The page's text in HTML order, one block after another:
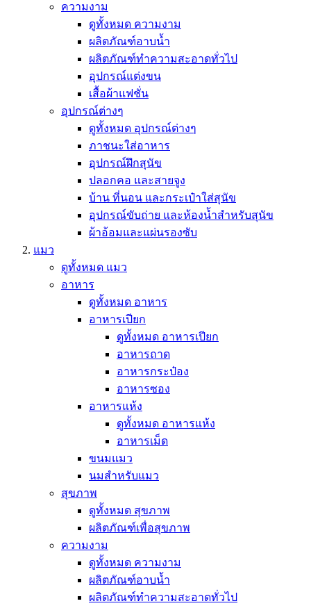
ความงาม
ดูทั้งหมด ความงาม
ผลิตภัณฑ์อาบน้ำ
ผลิตภัณฑ์ทำความสะอาดทั่วไป
อุปกรณ์แต่งขน
เสื้อผ้าแฟชั่น
อุปกรณ์ต่างๆ
ดูทั้งหมด อุปกรณ์ต่างๆ
ภาชนะใส่อาหาร
อุปกรณ์ฝึกสุนัข
ปลอกคอ และสายจูง
บ้าน ที่นอน และกระเป๋าใส่สุนัข
อุปกรณ์ขับถ่าย และห้องน้ำสำหรับสุนัข
ผ้าอ้อมและแผ่นรองซับ
แมว
ดูทั้งหมด แมว
อาหาร
ดูทั้งหมด อาหาร
อาหารเปียก
ดูทั้งหมด อาหารเปียก
อาหารถาด
อาหารกระป๋อง
อาหารซอง
อาหารแห้ง
ดูทั้งหมด อาหารแห้ง
อาหารเม็ด
ขนมแมว
นมสำหรับแมว
สุขภาพ
ดูทั้งหมด สุขภาพ
ผลิตภัณฑ์เพื่อสุขภาพ
ความงาม
ดูทั้งหมด ความงาม
ผลิตภัณฑ์อาบน้ำ
ผลิตภัณฑ์ทำความสะอาดทั่วไป